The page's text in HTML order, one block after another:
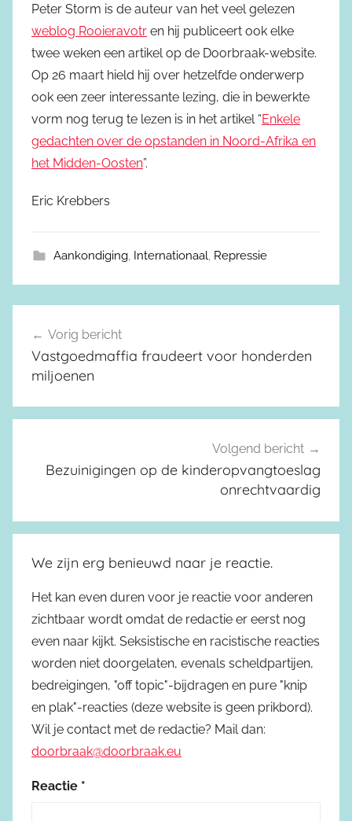
Peter Storm is de auteur van het veel gelezen
weblog Rooieravotr en hij publiceert ook elke
twee weken een artikel op de Doorbraak-website.
Op 26 maart hield hij over hetzelfde onderwerp
ook een zeer interessante lezing, die in bewerkte
vorm nog terug te lezen is in het artikel “Enkele
gedachten over de opstanden in Noord-Afrika en
het Midden-Oosten”.
Eric Krebbers
Aankondiging, Internationaal, Repressie
Berichtnavigatie
Vorig bericht
Vastgoedmaffia fraudeert voor honderden
miljoenen
Volgend bericht
Bezuinigingen op de kinderopvangtoeslag
onrechtvaardig
We zijn erg benieuwd naar je reactie.
Het kan even duren voor je reactie voor anderen
zichtbaar wordt omdat de redactie er eerst nog
even naar kijkt. Seksistische en racistische reacties
worden niet doorgelaten, evenals scheldpartijen,
bedreigingen, "off topic"-bijdragen en pure "knip
en plak"-reacties (deze website is geen prikbord).
Wil je contact met de redactie? Mail dan:
doorbraak@doorbraak.eu
Reactie *